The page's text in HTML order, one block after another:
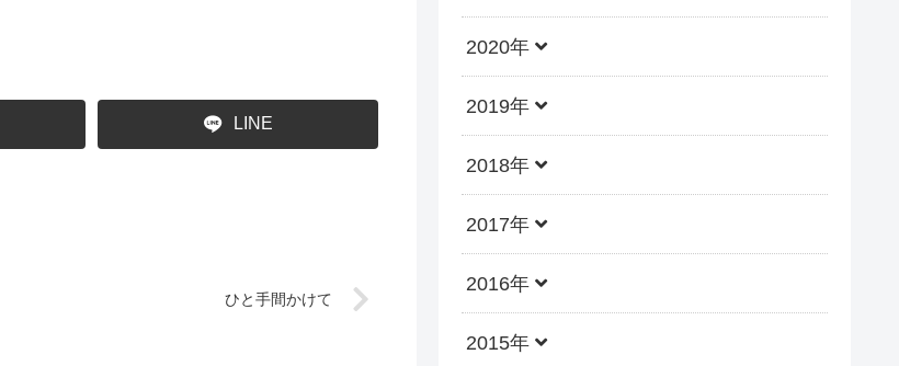
LINE
ひと手間かけて
2020年
2019年
2018年
2017年
2016年
2015年